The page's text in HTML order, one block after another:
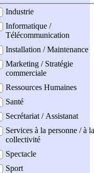
Industrie
Informatique /
Télécommunication
Installation / Maintenance
Marketing / Stratégie
commerciale
Ressources Humaines
Santé
Secrétariat / Assistanat
Services à la personne / à la
collectivité
Spectacle
Sport